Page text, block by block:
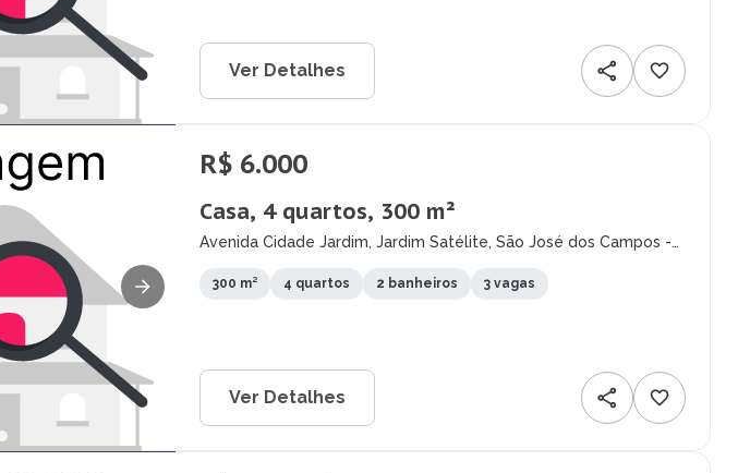
Ver Detalhes
R$ 6.000
Casa, 4 quartos, 300 m²
Avenida Cidade Jardim, Jardim Satélite, São José dos Campos -
300 m² 4 quartos 2 banheiros 3 vagas
Ver Detalhes